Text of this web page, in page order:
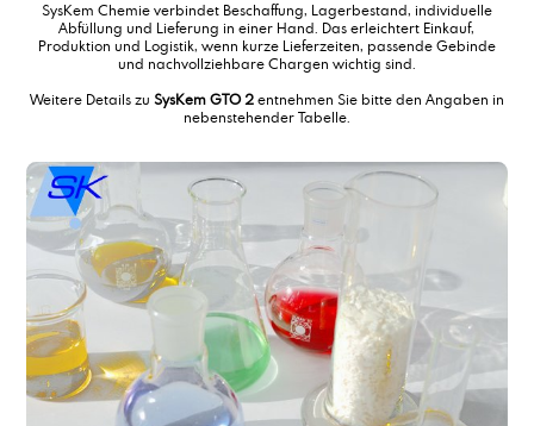
Stearylamin, destilliert
SysKem Bio-Lackentferner
SysKem BT 1000 Granulat
Syskem FA 13 EOB
SysKem FLK 8
SysKem Flockungsmittel P100
SysKem Glue Cleaner
SysKem GTO 2
SysKem HEDP
SysKem KE 1100
SysKem Korrosionsinhibitor ITD
Syskem Lubricant Additiv 11
SysKem Chemie verbindet Beschaffung, Lagerbestand, individuelle
Abfüllung und Lieferung in einer Hand. Das erleichtert Einkauf,
Produktion und Logistik, wenn kurze Lieferzeiten, passende Gebinde
und nachvollziehbare Chargen wichtig sind.
Weitere Details zu SysKem GTO 2entnehmen Sie bitte den Angaben in
nebenstehender Tabelle.